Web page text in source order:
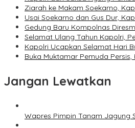
Ziarah ke Makam Soekarno,
Usai Soekarno dan Gus Dur,
Gedung Baru Kompolnas
Selamat Ulang Tahun Kapolri,
Kapolri Ucapkan Selamat Hari
Buka Muktamar Pemuda
Jangan Lewatkan
Wapres Pimpin Tanam Jagung